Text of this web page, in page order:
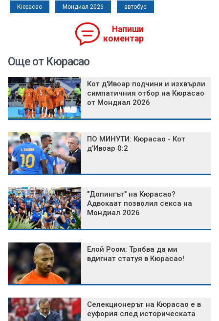
Кюрасао Мондиал 2026 автобус
Напиши
коментар
Още от Кюрасао
Кот д'Ивоар подчини и изхвърли
симпатичния отбор на Кюрасао
от Мондиал 2026
ПО МИНУТИ: Кюрасао - Кот
д'Ивоар 0:2
"Допингът" на Кюрасао?
Адвокаат позволил секса на
Мондиал 2026
Елой Роом: Трябва да ми
вдигнат статуя в Кюрасао!
Селекционерът на Кюрасао е в
еуфория след историческата